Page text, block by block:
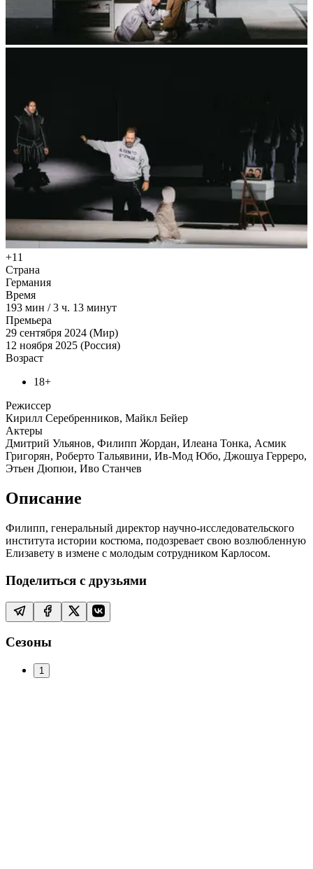
+11
Страна
Германия
Время
193 мин /3 ч. 13 минут
Премьера
29 сентября 2024 (Мир)
12 ноября 2025 (Россия)
Возраст
18+
Режиссер
Кирилл Серебренников, Майкл Бейер
Актеры
Дмитрий Ульянов, Филипп Жордан, Илеана Тонка, Асмик
Григорян, Роберто Тальявини, Ив-Мод Юбо, Джошуа Герреро,
Этьен Дюпюи, Иво Станчев
Описание
Филипп, генеральный директор научно-исследовательского
института истории костюма, подозревает свою возлюбленную
Елизавету в измене с молодым сотрудником Карлосом.
Поделиться с друзьями
Сезоны
1